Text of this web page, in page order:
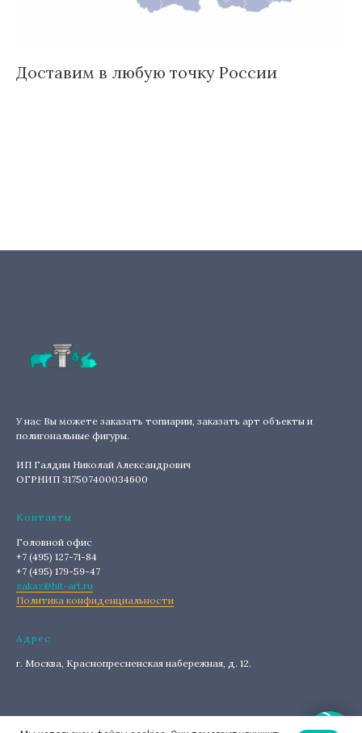
Доставим в любую точку России
У нас Вы можете заказать топиарии, заказать арт объекты и
полигональные фигуры.
ИП Галдин Николай Александрович
ОГРНИП 317507400034600
Контакты
Головной офис
+7 (495) 127-71-84
+7 (495) 179-59-47
zakaz@hit-art.ru
Политика конфиденциальности
Адрес
г. Москва, Краснопресненская набережная, д. 12.